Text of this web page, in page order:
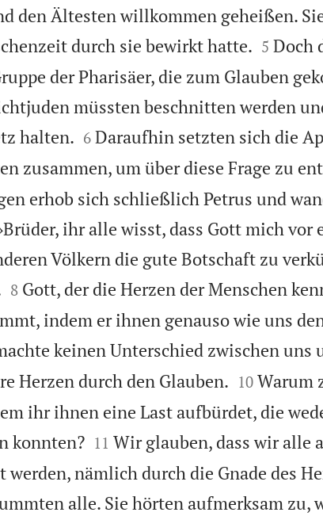
den Ältesten willkommen geheißen.
durch sie bewirkt hatte.
5 Doch
der Pharisäer, die zum Glauben
müssten beschnitten werden
halten.
6 Daraufhin setzten sich die
zusammen, um über diese Frage zu
erhob sich schließlich Petrus und
ihr alle wisst, dass Gott mich
Völkern die gute Botschaft zu

8 Gott, der die Herzen der Menschen
indem er ihnen genauso wie uns
keinen Unterschied zwischen uns
Herzen durch den Glauben.
10 Warum
ihr ihnen eine Last aufbürdet, die
konnten?
11 Wir glauben, dass wir alle
nämlich durch die Gnade des
alle. Sie hörten aufmerksam zu,